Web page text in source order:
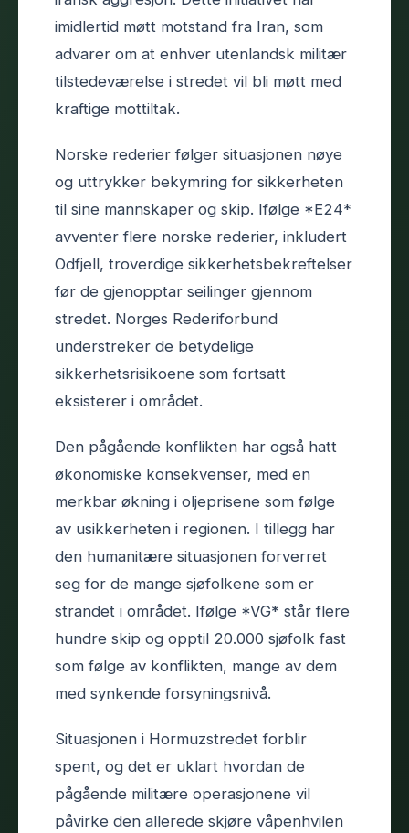
imidlertid møtt motstand fra Iran, som
advarer om at enhver utenlandsk militær
tilstedeværelse i stredet vil bli møtt med
kraftige mottiltak.
Norske rederier følger situasjonen nøye
og uttrykker bekymring for sikkerheten
til sine mannskaper og skip. Ifølge *E24*
avventer flere norske rederier, inkludert
Odfjell, troverdige sikkerhetsbekreftelser
før de gjenopptar seilinger gjennom
stredet. Norges Rederiforbund
understreker de betydelige
sikkerhetsrisikoene som fortsatt
eksisterer i området.
Den pågående konflikten har også hatt
økonomiske konsekvenser, med en
merkbar økning i oljeprisene som følge
av usikkerheten i regionen. I tillegg har
den humanitære situasjonen forverret
seg for de mange sjøfolkene som er
strandet i området. Ifølge *VG* står flere
hundre skip og opptil 20.000 sjøfolk fast
som følge av konflikten, mange av dem
med synkende forsyningsnivå.
Situasjonen i Hormuzstredet forblir
spent, og det er uklart hvordan de
pågående militære operasjonene vil
påvirke den allerede skjøre våpenhvilen